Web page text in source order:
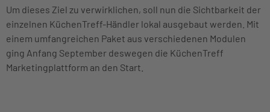
Um dieses Ziel zu verwirklichen, soll nun die Sichtbarkeit der
einzelnen KüchenTreff-Händler lokal ausgebaut werden. Mit
einem umfangreichen Paket aus verschiedenen Modulen
ging Anfang September deswegen die KüchenTreff
Marketingplattform an den Start.